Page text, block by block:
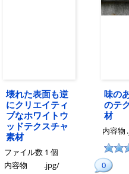
壊れた表面も逆
にクリエイティ
ブなホワイトウ
ッドテクスチャ
素材
ファイル数 1 個
内容物
.jpg/
味の
のテ
材
内容物
0